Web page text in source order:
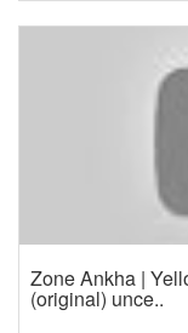
Zone Ankha |
(original) unce..